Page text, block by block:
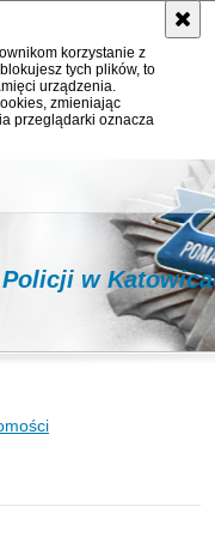
korzystanie z
tych plików, to
urządzenia.
zmieniając
przeglądarki oznacza
w